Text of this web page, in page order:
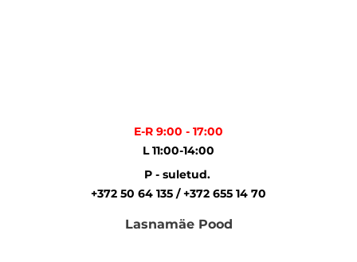
E-R 9:00 - 17:00
L 11:00-14:00
P - suletud.
+372 50 64 135 / +372 655 14 70
Lasnamäe Pood